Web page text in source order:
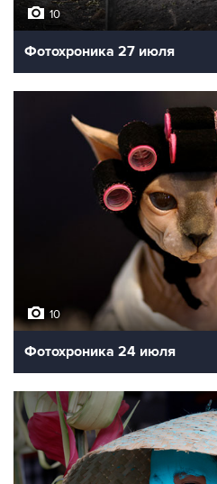
10
Фотохроника 27 июля
10
Фотохроника 24 июля